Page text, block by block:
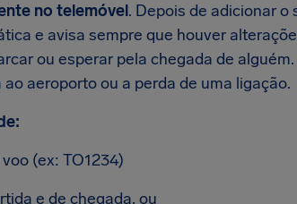
no telemóvel. Depois de adicionar o
e avisa sempre que houver
ou esperar pela chegada de
aeroporto ou a perda de uma ligação.
(ex: TO1234)
e de chegada, ou